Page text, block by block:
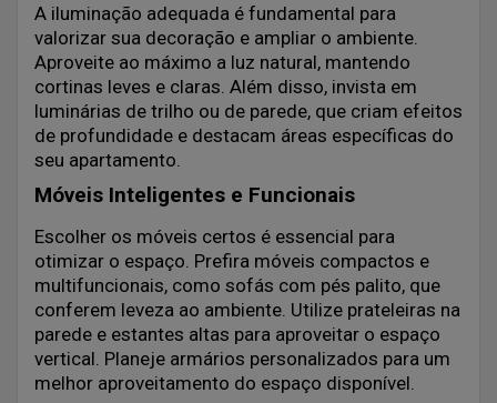
A iluminação adequada é fundamental para
valorizar sua decoração e ampliar o ambiente.
Aproveite ao máximo a luz natural, mantendo
cortinas leves e claras. Além disso, invista em
luminárias de trilho ou de parede, que criam efeitos
de profundidade e destacam áreas específicas do
seu apartamento.
Móveis Inteligentes e Funcionais
Escolher os móveis certos é essencial para
otimizar o espaço. Prefira móveis compactos e
multifuncionais, como sofás com pés palito, que
conferem leveza ao ambiente. Utilize prateleiras na
parede e estantes altas para aproveitar o espaço
vertical. Planeje armários personalizados para um
melhor aproveitamento do espaço disponível.